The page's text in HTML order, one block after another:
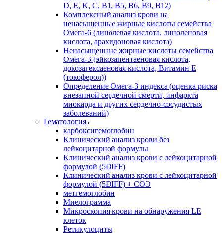
D, E, K, C, B1, B5, B6, В9, B12)
Комплексный анализ крови на
ненасыщенные жирные кислоты семейства
Омега-6 (линолевая кислота, линоленовая
кислота, арахидоновая кислота)
Ненасыщенные жирные кислоты семейства
Омега-3 (эйкозапентаеновая кислота,
докозагексаеновая кислота, Витамин E
(токоферол))
Определение Омега-3 индекса (оценка риска
внезапной сердечной смерти, инфаркта
миокарда и других сердечно-сосудистых
заболеваний)
Гематология
карбоксигемоглобин
Клинический анализ крови без
лейкоцитарной формулы
Клинический анализ крови с лейкоцитарной
формулой (5DIFF)
Клинический анализ крови с лейкоцитарной
формулой (5DIFF) + СОЭ
метгемоглобин
Миелограмма
Микроскопия крови на обнаружения LE
клеток
Ретикулоциты